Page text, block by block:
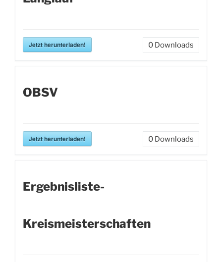
Jetzt herunterladen! 0 Downloads
OBSV
Jetzt herunterladen! 0 Downloads
Ergebnisliste-
Kreismeisterschaften